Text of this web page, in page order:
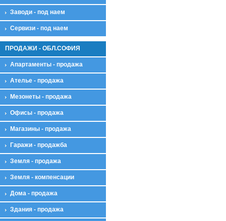
Заводи - под наем
Сервизи - под наем
ПРОДАЖИ - ОБЛ.СОФИЯ
Апартаменты - продажа
Ателье - продажа
Мезонеты - продажа
Офисы - продажа
Магазины - продажа
Гаражи - продажба
Земля - продажа
Земля - компенсации
Дома - продажа
Здания - продажа